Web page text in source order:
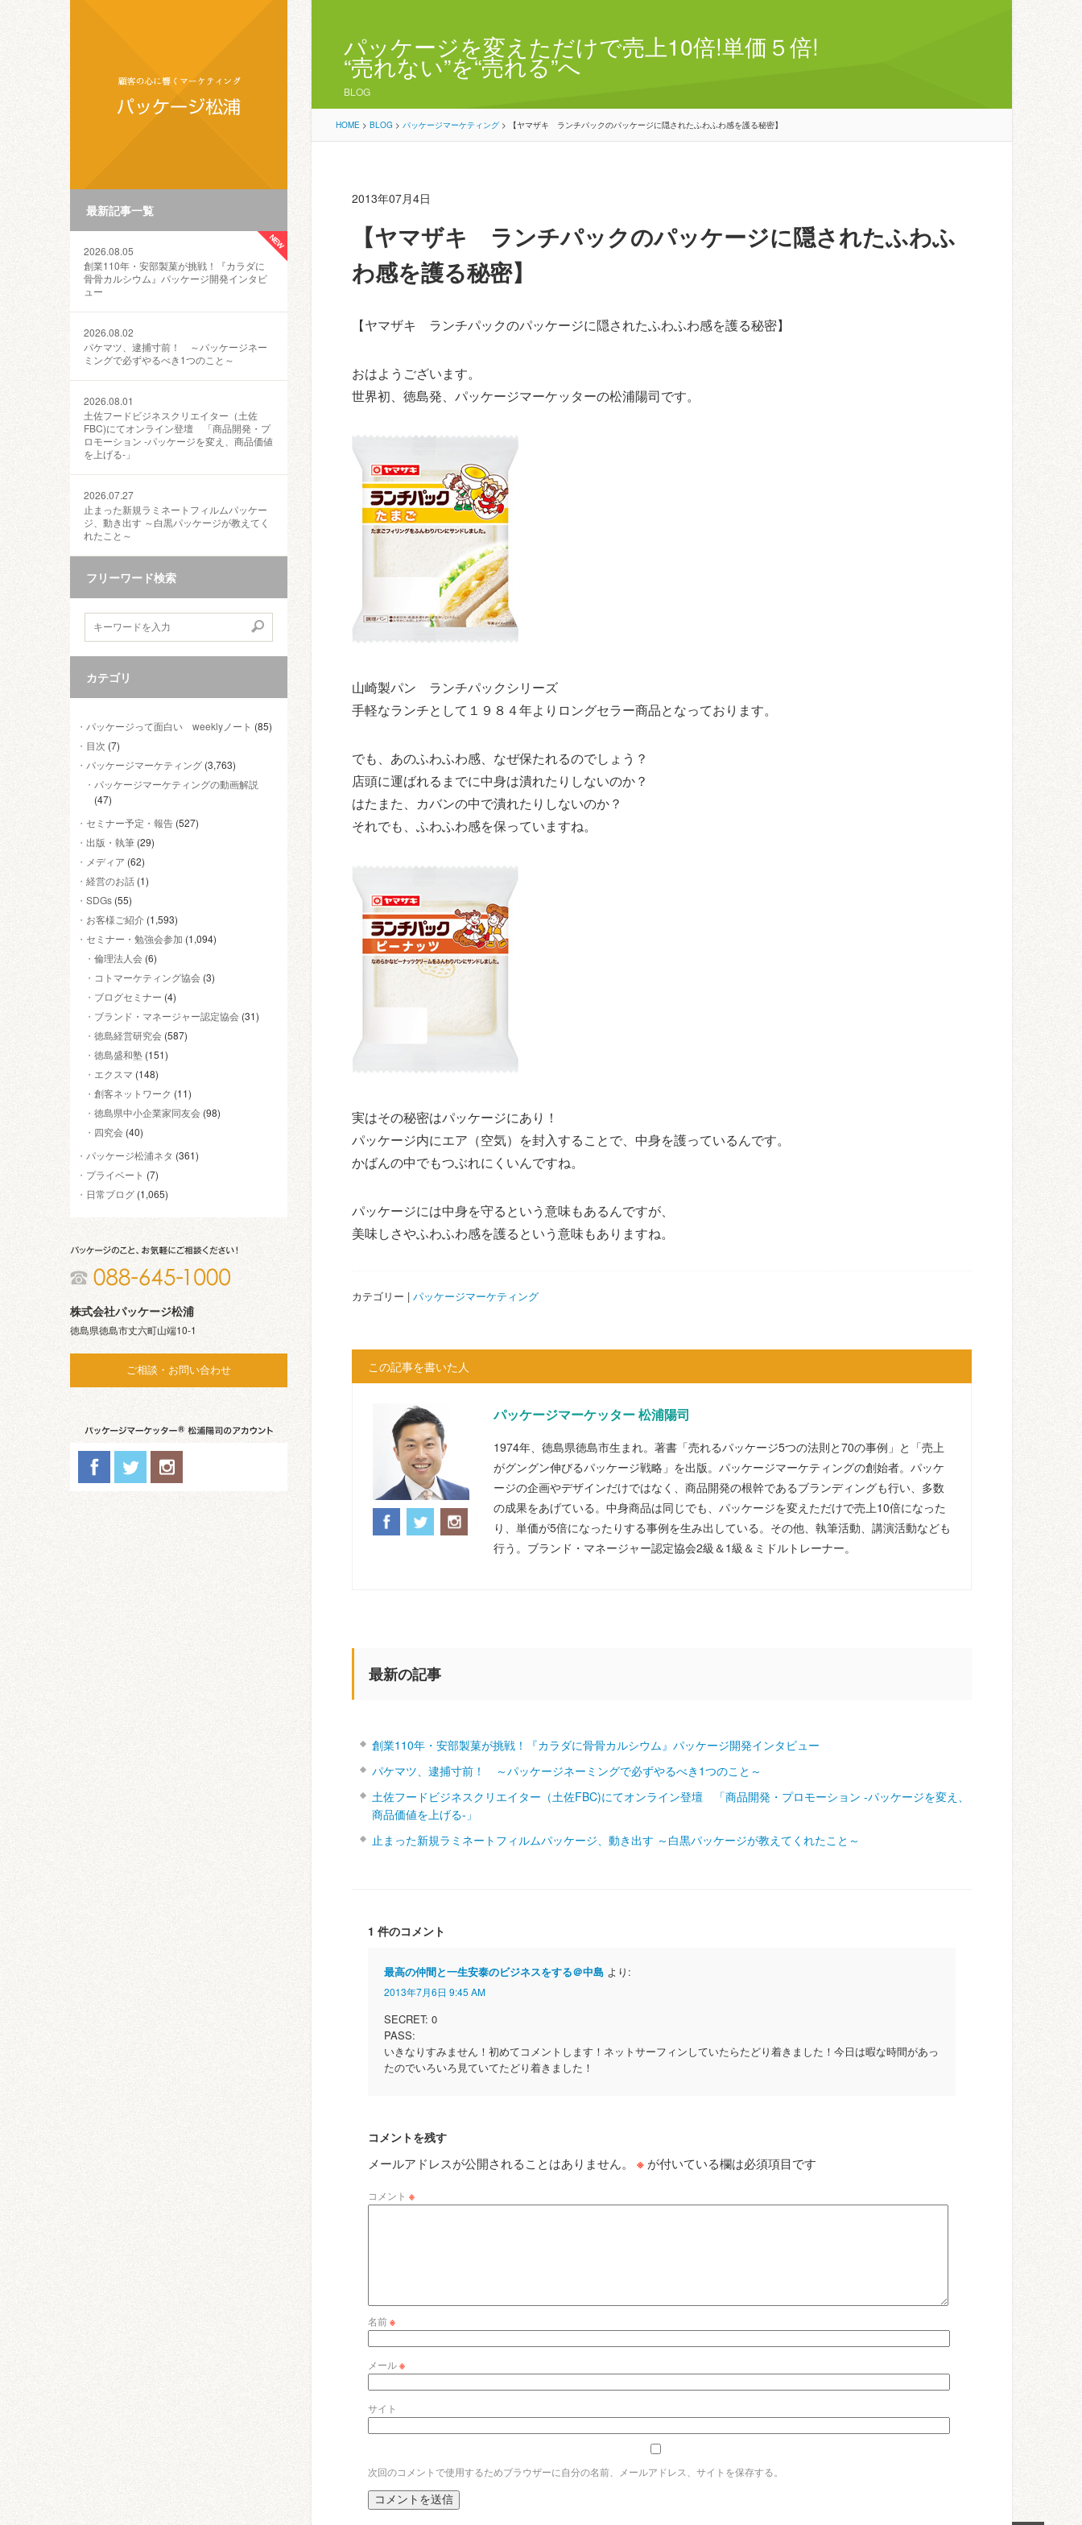
最新記事一覧
2026.08.05
創業110年・安部製菓が挑戦！『カラダに
骨骨カルシウム』パッケージ開発インタビ
ュー
2026.08.02
パケマツ、逮捕寸前！ ～パッケージネー
ミングで必ずやるべき1つのこと～
2026.08.01
土佐フードビジネスクリエイター（土佐
FBC)にてオンライン登壇 「商品開発・プ
ロモーション ‐パッケージを変え、商品価値
を上げる‐」
2026.07.27
止まった新規ラミネートフィルムパッケー
ジ、動き出す ～白黒パッケージが教えてく
れたこと～
フリーワード検索
カテゴリ
パッケージって面白い weeklyノート (85)
目次 (7)
パッケージマーケティング (3,763)
パッケージマーケティングの動画解説
(47)
セミナー予定・報告 (527)
出版・執筆 (29)
メディア (62)
経営のお話 (1)
SDGs (55)
お客様ご紹介 (1,593)
セミナー・勉強会参加 (1,094)
倫理法人会 (6)
コトマーケティング協会 (3)
ブログセミナー (4)
ブランド・マネージャー認定協会 (31)
徳島経営研究会 (587)
徳島盛和塾 (151)
エクスマ (148)
創客ネットワーク (11)
徳島県中小企業家同友会 (98)
四究会 (40)
パッケージ松浦ネタ (361)
プライベート (7)
日常ブログ (1,065)
株式会社パッケージ松浦
徳島県徳島市丈六町山端10-1
ご相談・お問い合わせ
パッケージを変えただけで売上10倍!単価５倍!
“売れない”を“売れる”へ
BLOG
HOME > BLOG > パッケージマーケティング > 【ヤマザキ ランチパックのパッケージに隠されたふわふわ感を護る秘密】
2013年07月4日
【ヤマザキ ランチパックのパッケージに隠されたふわふ
わ感を護る秘密】
【ヤマザキ ランチパックのパッケージに隠されたふわふわ感を護る秘密】
おはようございます。
世界初、徳島発、パッケージマーケッターの松浦陽司です。
山崎製パン ランチパックシリーズ
手軽なランチとして１９８４年よりロングセラー商品となっております。
でも、あのふわふわ感、なぜ保たれるのでしょう？
店頭に運ばれるまでに中身は潰れたりしないのか？
はたまた、カバンの中で潰れたりしないのか？
それでも、ふわふわ感を保っていますね。
実はその秘密はパッケージにあり！
パッケージ内にエア（空気）を封入することで、中身を護っているんです。
かばんの中でもつぶれにくいんですね。
パッケージには中身を守るという意味もあるんですが、
美味しさやふわふわ感を護るという意味もありますね。
カテゴリー | パッケージマーケティング
この記事を書いた人
パッケージマーケッター 松浦陽司
1974年、徳島県徳島市生まれ。著書「売れるパッケージ5つの法則と70の事例」と「売上
がグングン伸びるパッケージ戦略」を出版。パッケージマーケティングの創始者。パッケ
ージの企画やデザインだけではなく、商品開発の根幹であるブランディングも行い、多数
の成果をあげている。中身商品は同じでも、パッケージを変えただけで売上10倍になった
り、単価が5倍になったりする事例を生み出している。その他、執筆活動、講演活動なども
行う。ブランド・マネージャー認定協会2級＆1級＆ミドルトレーナー。
最新の記事
創業110年・安部製菓が挑戦！『カラダに骨骨カルシウム』パッケージ開発インタビュー
パケマツ、逮捕寸前！ ～パッケージネーミングで必ずやるべき1つのこと～
土佐フードビジネスクリエイター（土佐FBC)にてオンライン登壇 「商品開発・プロモーション ‐パッケージを変え、
商品価値を上げる‐」
止まった新規ラミネートフィルムパッケージ、動き出す ～白黒パッケージが教えてくれたこと～
1 件のコメント
最高の仲間と一生安泰のビジネスをする＠中島 より:
2013年7月6日 9:45 AM
SECRET: 0
PASS:
いきなりすみません！初めてコメントします！ネットサーフィンしていたらたどり着きました！今日は暇な時間があっ
たのでいろいろ見ていてたどり着きました！
コメントを残す
メールアドレスが公開されることはありません。 ※ が付いている欄は必須項目です
コメント ※
名前※
メール※
サイト
次回のコメントで使用するためブラウザーに自分の名前、メールアドレス、サイトを保存する。